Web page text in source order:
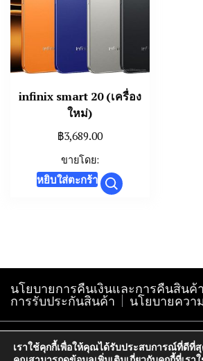
infinix smart 20 (เครื่อง
ใหม่)
฿3,689.00
ขายโดย:
หยิบใส่ตะกร้า
นโยบายการคืนเงินและการคืนสินค้า
การรับประกันสินค้า นโยบายควา
Copyright@krokphra-
เราใช้คุกกี้เพื่อให้คุณได้รับประสบการณ์ที่ดีที่สุ